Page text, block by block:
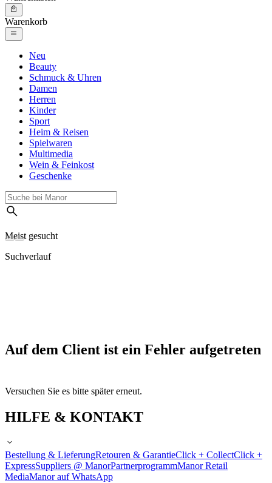
Warenkorb
Neu
Beauty
Schmuck & Uhren
Damen
Herren
Kinder
Sport
Heim & Reisen
Spielwaren
Multimedia
Wein & Feinkost
Geschenke
Meist gesucht
Suchverlauf
Auf dem Client ist ein Fehler aufgetreten
Versuchen Sie es bitte später erneut.
HILFE & KONTAKT
Bestellung & LieferungRetouren & GarantieClick + CollectClick +
ExpressSuppliers @ ManorPartnerprogrammManor Retail
MediaManor auf WhatsApp